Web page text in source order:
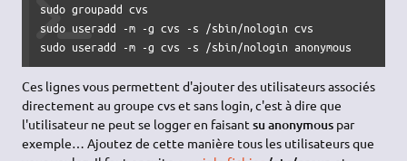
sudo groupadd cvs
sudo useradd -m -g cvs -s /sbin/nologin cvs
sudo useradd -m -g cvs -s /sbin/nologin anonymous
Ces lignes vous permettent d'ajouter des utilisateurs associés
directement au groupe cvs et sans login, c'est à dire que
l'utilisateur ne peut se logger en faisantsu anonymous par
exemple… Ajoutez de cette manière tous les utilisateurs que